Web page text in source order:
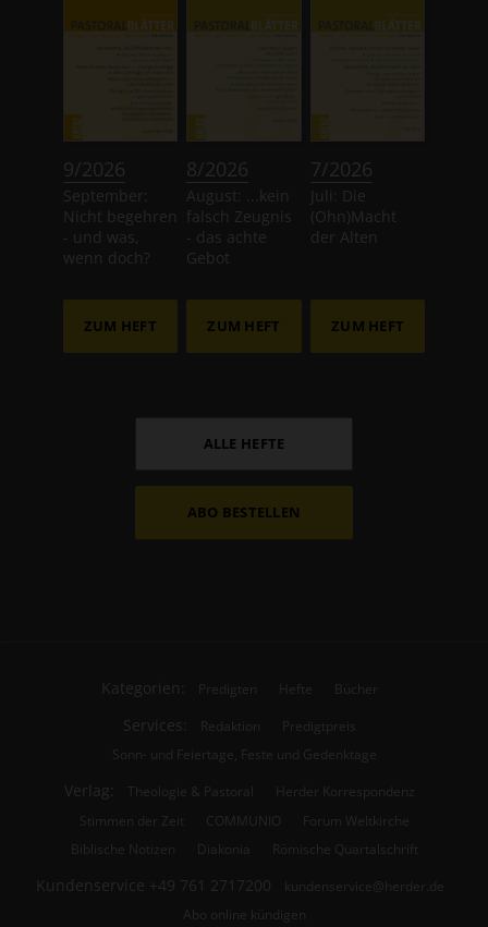
9/2026
September:
Nicht begehren
- und was,
wenn doch?
ZUM HEFT
8/2026
August: ...kein
falsch Zeugnis
- das achte
Gebot
ZUM HEFT
7/2026
Juli: Die
(Ohn)Macht
der Alten
ZUM HEFT
ALLE HEFTE
ABO BESTELLEN
Kategorien: Predigten Hefte Bücher
Services: Redaktion
Predigtpreis
Sonn- und Feiertage, Feste und Gedenktage
Verlag: Theologie & Pastoral
Herder Korrespondenz
Stimmen der Zeit
COMMUNIO
Forum Weltkirche
Biblische Notizen
Diakonia Römische Quartalschrift
Kundenservice +49 761 2717200
kundenservice@herder.de
Abo online kündigen